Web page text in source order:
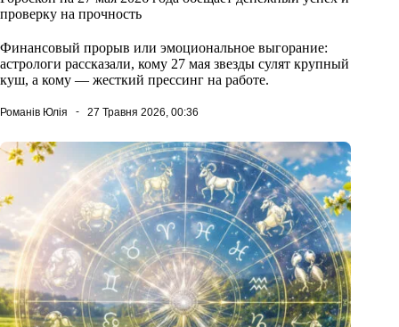
проверку на прочность
Финансовый прорыв или эмоциональное выгорание:
астрологи рассказали, кому 27 мая звезды сулят крупный
куш, а кому — жесткий прессинг на работе.
Романів Юлія 27 Травня 2026, 00:36